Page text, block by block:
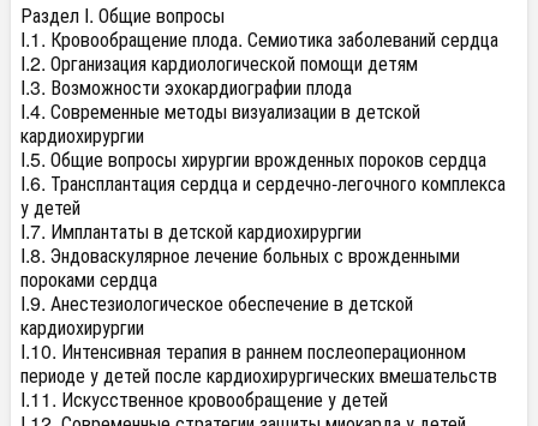
Раздел I. Общие вопросы
I.1. Кровообращение плода. Семиотика заболеваний сердца
I.2. Организация кардиологической помощи детям
I.3. Возможности эхокардиографии плода
I.4. Современные методы визуализации в детской
кардиохирургии
I.5. Общие вопросы хирургии врожденных пороков сердца
I.6. Трансплантация сердца и сердечно-легочного комплекса
у детей
I.7. Имплантаты в детской кардиохирургии
I.8. Эндоваскулярное лечение больных с врожденными
пороками сердца
I.9. Анестезиологическое обеспечение в детской
кардиохирургии
I.10. Интенсивная терапия в раннем послеоперационном
периоде у детей после кардиохирургических вмешательств
I.11. Искусственное кровообращение у детей